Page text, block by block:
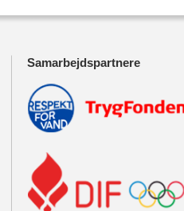
Samarbejdspartnere